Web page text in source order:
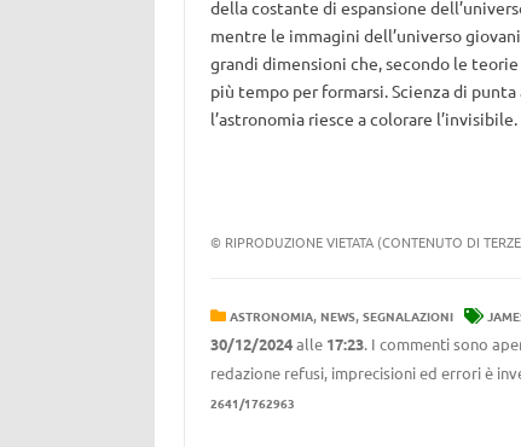
della costante di espansione
mentre le immagini dell’universo
grandi dimensioni che, secondo le
più tempo per formarsi. Scienza di
l’astronomia riesce a colorare l’invisibile.
© RIPRODUZIONE VIETATA (CONTENUTO DI
ASTRONOMIA, NEWS, SEGNALAZIONI
30/12/2024alle 17:23. I commenti sono
redazione refusi, imprecisioni ed errori è
2641/1762963